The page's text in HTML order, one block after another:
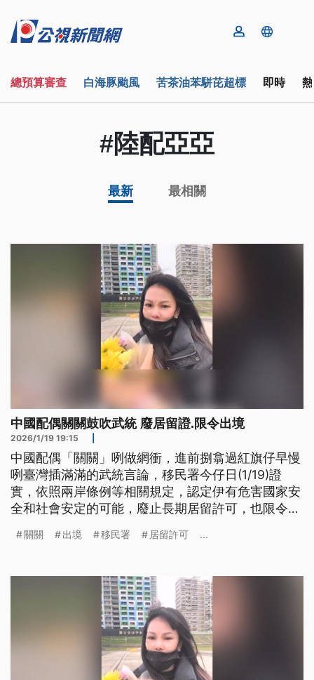
總預算審查 白海豚颱風 苦茶油苯駢芘超標 即時
#陸配亞亞
最新 最相關
中國配偶關關鼓吹武統 廢居留證.限令出境
2026/1/19 19:15
中國配偶「關關」咧做網衝，進前捌翕過紅旗仔早慢
咧臺灣插滿滿的武統言論，移民署今仔日(1/19)證
實，依照兩岸條例等相關規定，認定伊有危害國家安
全和社會安定的可能，廢止長期居留許可，也限令出
聞標題、導言為台語文）
關關 出境 移民署 居留許可 ...